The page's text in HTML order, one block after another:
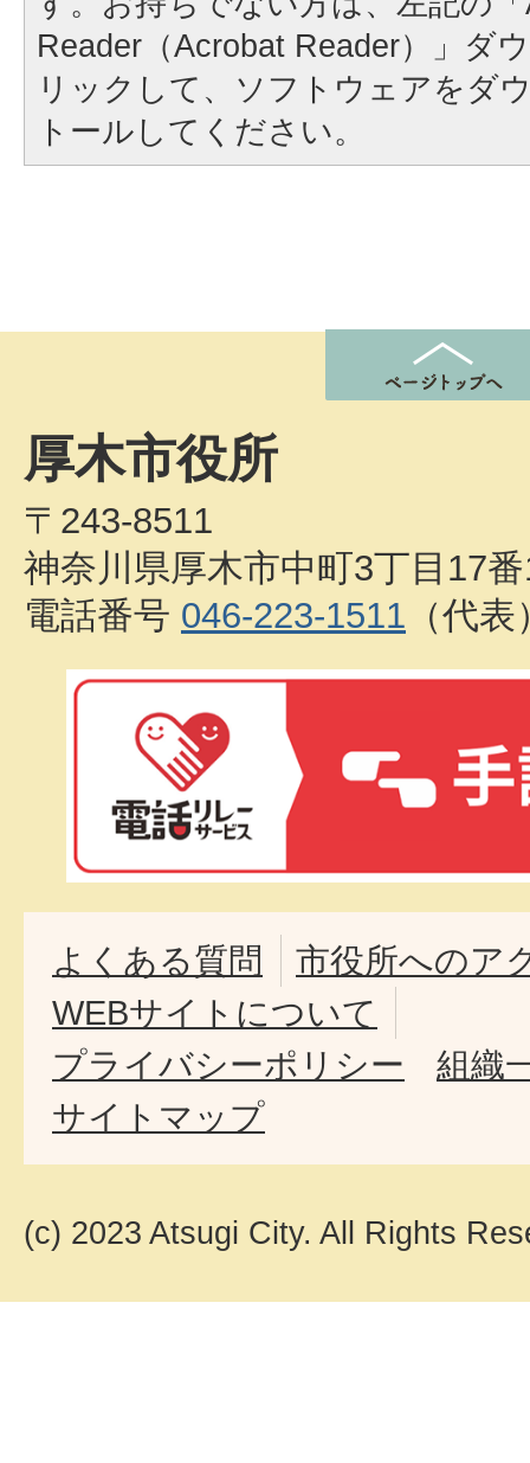
Reader（Acrobat Reader）」ダ
リックして、ソフトウェアをダ
トールしてください。
厚木市役所
〒243-8511
神奈川県厚木市中町3丁目17
電話番号 046-223-1511 （代表
よくある質問
市役所へのア
WEBサイトについて
プライバシーポリシー
組織
サイトマップ
(c) 2023 Atsugi City. All Rights